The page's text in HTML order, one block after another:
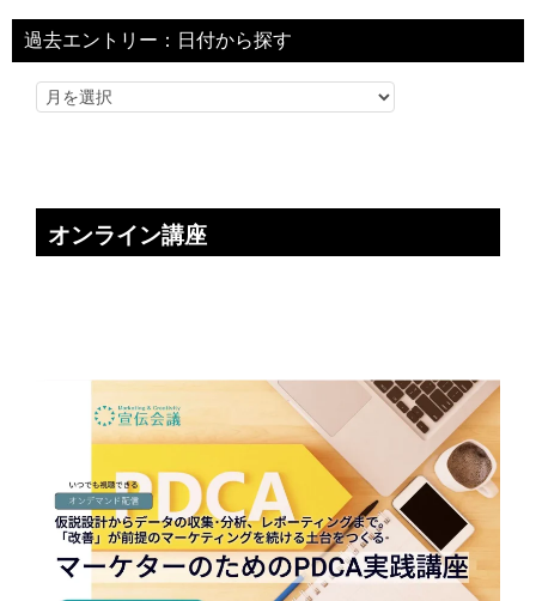
過去エントリー：日付から探す
オンライン講座